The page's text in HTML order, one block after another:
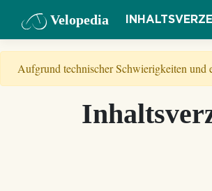
Velopedia
Aufgrund technischer Schwierigkeiten und